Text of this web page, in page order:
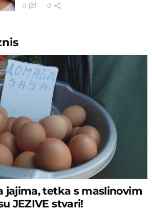
0 0
jajima, tetka s maslinovim
JEZIVE stvari!